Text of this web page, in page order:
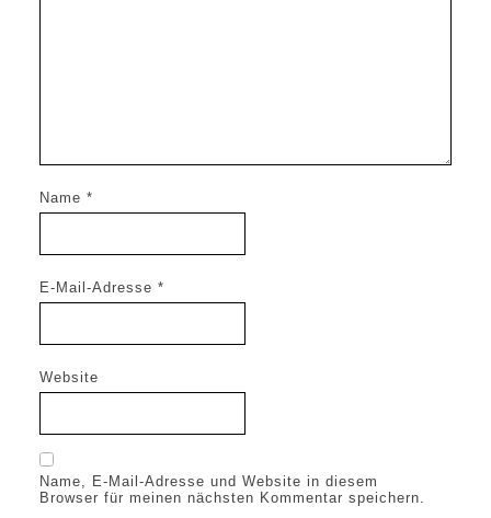
Name *
E-Mail-Adresse *
Website
Name, E-Mail-Adresse und Website in diesem
Browser für meinen nächsten Kommentar speichern.